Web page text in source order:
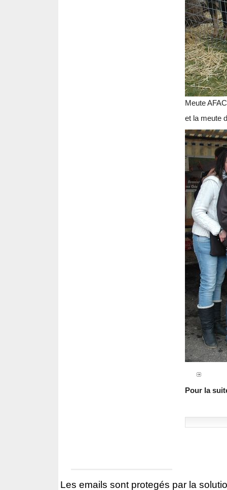
Meute
et la meute
Pour la
Les emails sont protegés par la